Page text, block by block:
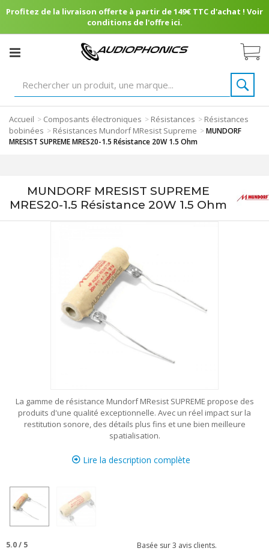
Profitez de la livraison offerte à partir de 149€ TTC d'achat ! Voir
conditions de l'offre ici.
Accueil > Composants électroniques > Résistances > Résistances
bobinées > Résistances Mundorf MResist Supreme >MUNDORF
MRESIST SUPREME MRES20-1.5 Résistance 20W 1.5 Ohm
MUNDORF MRESIST SUPREME
MRES20-1.5 Résistance 20W 1.5 Ohm
La gamme de résistance Mundorf MResist SUPREME propose des
produits d'une qualité exceptionnelle. Avec un réel impact sur la
restitution sonore, des détails plus fins et une bien meilleure
spatialisation.
Lire la description complète
5.0/ 5 Basée sur3 avis clients.